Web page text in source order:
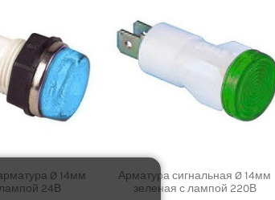
Ø 14мм
24В
Арматура сигнальная Ø 14мм
зеленая с лампой 220В